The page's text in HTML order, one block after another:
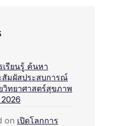
เรียนรู้ ค้นหา
มผัสประสบการณ์
วิทยาศาสตร์สุขภาพ
on เปิดโลกการ